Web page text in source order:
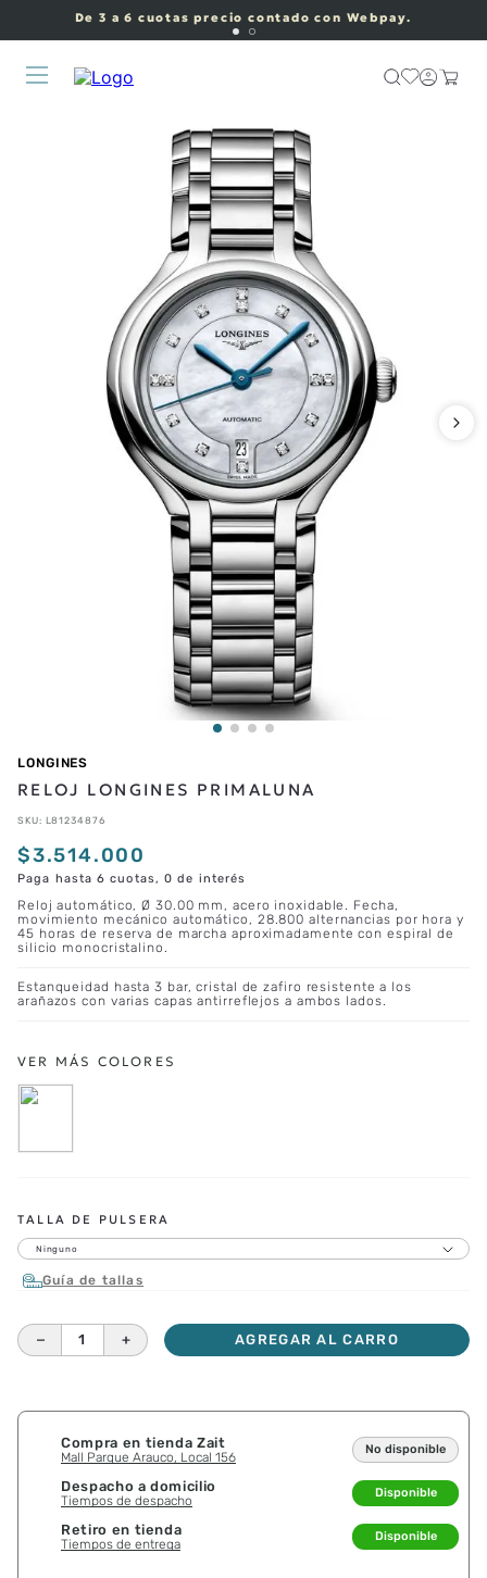
De 3 a 6 cuotas precio contado con Webpay.
LONGINES
RELOJ LONGINES PRIMALUNA
SKU: L81234876
$3.514.000
Paga hasta 6 cuotas, 0 de interés
Reloj automático, Ø 30.00 mm, acero inoxidable. Fecha,
movimiento mecánico automático, 28.800 alternancias por hora y
45 horas de reserva de marcha aproximadamente con espiral de
silicio monocristalino.
Estanqueidad hasta 3 bar, cristal de zafiro resistente a los
arañazos con varias capas antirreflejos a ambos lados.
TALLA DE PULSERA
Ninguno
Guía de tallas
＋
－ AGREGAR AL CARRO
Compra en tienda Zait
Mall Parque Arauco, Local 156
No disponible
Despacho a domicilio
Tiempos de despacho
Disponible
Retiro en tienda
Tiempos de entrega
Disponible